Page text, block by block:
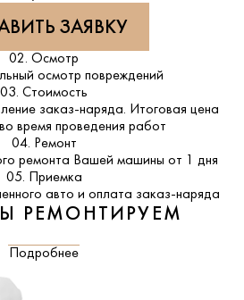
ЗАЯВКУ
02. Осмотр
осмотр повреждений
03. Стоимость
заказ-наряда. Итоговая цена
время проведения работ
04. Ремонт
ремонта Вашей машины от 1 дня
05. Приемка
авто и оплата заказ-наряда
РЕМОНТИРУЕМ
Подробнее